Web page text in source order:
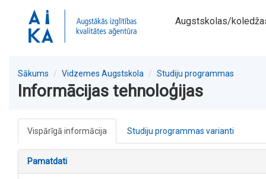
Augstskolas/
Sākums Vidzemes Augstskola Studiju programmas
Informācijas tehnoloģijas
Vispārīgā informācija Studiju programmas varianti
Pamatdati